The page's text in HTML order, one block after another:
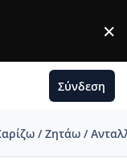
×
Σύνδεση
/ Ζητάω /